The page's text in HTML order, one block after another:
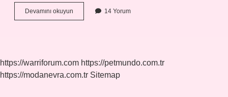
Devamını okuyun
Eş
14 Yorum
https://warriforum.com https://petmundo.com.tr
https://modanevra.com.tr Sitemap